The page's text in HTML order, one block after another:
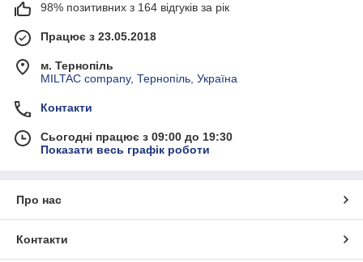
98% позитивних з 164 відгуків за рік
Працює з 23.05.2018
м. Тернопіль
MILTAC company, Тернопіль, Україна
Контакти
Сьогодні працює з 09:00 до 19:30
Показати весь графік роботи
Про нас
Контакти